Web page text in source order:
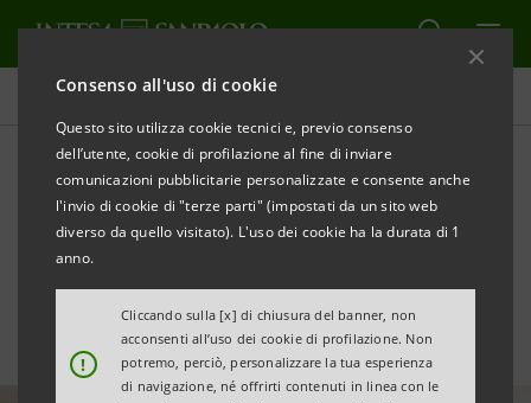
Consenso all'uso di cookie
Questo sito utilizza cookie tecnici e, previo consenso
dell’utente, cookie di profilazione al fine di inviare
comunicazioni pubblicitarie personalizzate e consente anche
l'invio di cookie di "terze parti" (impostati da un sito web
diverso da quello visitato). L'uso dei cookie ha la durata di 1
anno.
!
Cliccando sulla [x] di chiusura del banner, non
acconsenti all’uso dei cookie di profilazione. Non
potremo, perciò, personalizzare la tua esperienza
di navigazione, né offrirti contenuti in linea con le
Tutte le news
analisi turismo ligure estate
2022